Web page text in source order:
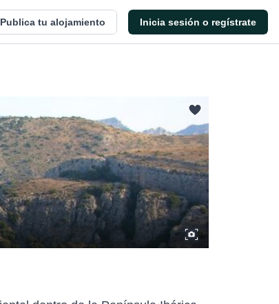
Publica tu alojamiento Inicia sesión o regístrate